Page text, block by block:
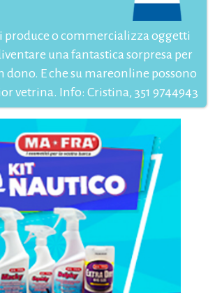
produce o commercializza oggetti
una fantastica sorpresa per
dono. E che su mareonline possono
vetrina. Info: Cristina, 351 9744943